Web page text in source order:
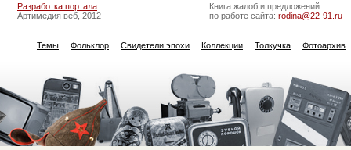
Разработка портала
Артимедия веб, 2012
Книга жалоб и предложений
по работе сайта: rodina@22-91.ru
Темы Фольклор Свидетели эпохи Коллекции Толкучка Фотоархив